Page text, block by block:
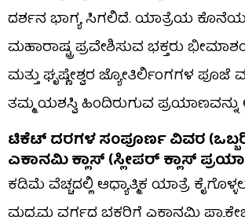
ದರ್ಶನ ಭಾಗ್ಯ ಸಿಗಲಿದೆ. ಯಾತ್ರೆಯ
ಮಹಾರಾಷ್ಟ್ರ ಪ್ರವೇಶಿಸುವ ಭಕ್ತರು
ಮತ್ತು ಘೃಷ್ಣೇಶ್ವರ ಜ್ಯೋತಿರ್ಲಿಂಗಗಳ ಪೂಜೆ
ತಮ್ಮ ಯಶಸ್ವಿ ಹಿಂದಿರುಗುವ ಪ್ರಯಾಣವನ್ನು
ಟಿಕೆಟ್ ದರಗಳ ಸಂಪೂರ್ಣ ವಿವರ
ಎಕಾನಮಿ ಕ್ಲಾಸ್ (ಸ್ಲೀಪರ್ ಕ್ಲಾಸ್
ಕಡಿಮೆ ವೆಚ್ಚದಲ್ಲಿ ಆಧ್ಯಾತ್ಮಿಕ ಯಾತ್ರೆ